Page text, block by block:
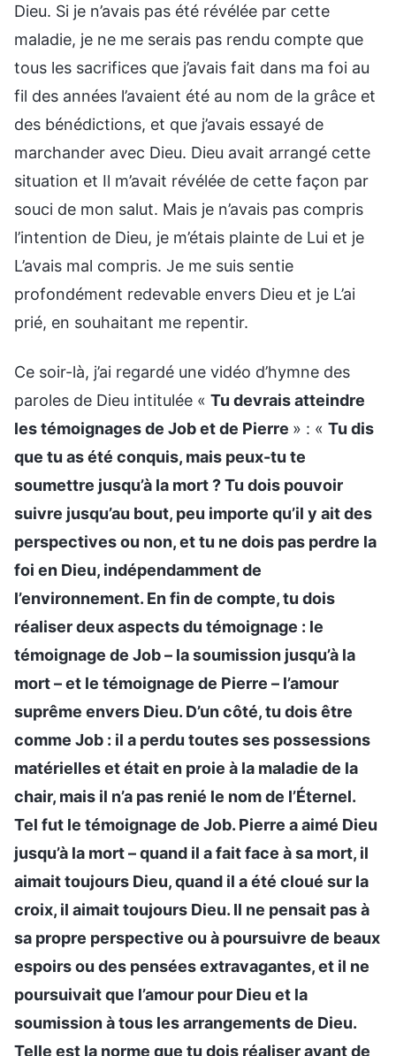
Dieu. Si je n’avais pas été révélée par cette
maladie, je ne me serais pas rendu compte que
tous les sacrifices que j’avais fait dans ma foi au
fil des années l’avaient été au nom de la grâce et
des bénédictions, et que j’avais essayé de
marchander avec Dieu. Dieu avait arrangé cette
situation et Il m’avait révélée de cette façon par
souci de mon salut. Mais je n’avais pas compris
l’intention de Dieu, je m’étais plainte de Lui et je
L’avais mal compris. Je me suis sentie
profondément redevable envers Dieu et je L’ai
prié, en souhaitant me repentir.
Ce soir-là, j’ai regardé une vidéo d’hymne des
paroles de Dieu intitulée « Tu devrais atteindre
les témoignages de Job et de Pierre » : « Tu dis
que tu as été conquis, mais peux-tu te
soumettre jusqu’à la mort ? Tu dois pouvoir
suivre jusqu’au bout, peu importe qu’il y ait des
perspectives ou non, et tu ne dois pas perdre la
foi en Dieu, indépendamment de
l’environnement. En fin de compte, tu dois
réaliser deux aspects du témoignage : le
témoignage de Job – la soumission jusqu’à la
mort – et le témoignage de Pierre – l’amour
suprême envers Dieu. D’un côté, tu dois être
comme Job : il a perdu toutes ses possessions
matérielles et était en proie à la maladie de la
chair, mais il n’a pas renié le nom de l’Éternel.
Tel fut le témoignage de Job. Pierre a aimé Dieu
jusqu’à la mort – quand il a fait face à sa mort, il
aimait toujours Dieu, quand il a été cloué sur la
croix, il aimait toujours Dieu. Il ne pensait pas à
sa propre perspective ou à poursuivre de beaux
espoirs ou des pensées extravagantes, et il ne
poursuivait que l’amour pour Dieu et la
soumission à tous les arrangements de Dieu.
Telle est la norme que tu dois réaliser avant de